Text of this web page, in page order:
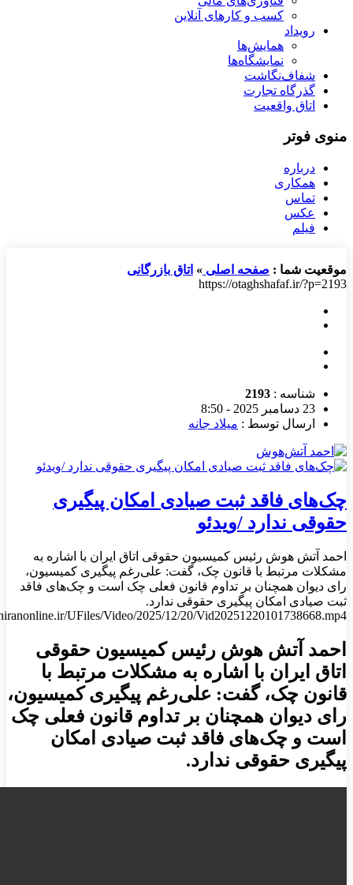
کسب و کارهای آنلاین
رویداد
همایش‌ها
نمایشگاه‌ها
شفاف‌نگاشت
گذرگاه تجارت
اتاق واقعیت
منوی فوتر
درباره
همکاری
تماس
عکس
فیلم
موقعیت شما : صفحه اصلی » اتاق بازرگانی
https://otaghshafaf.ir/?p=2193
شناسه : 2193
23 دسامبر 2025 - 8:50
ارسال توسط : میلاد جانه
چک‌های فاقد ثبت صیادی امکان پیگیری
حقوقی ندارد /ویدئو
احمد آتش‌ هوش رئیس کمیسیون حقوقی اتاق ایران با اشاره به
مشکلات مرتبط با قانون چک، گفت: علی‌رغم پیگیری کمیسیون،
رای دیوان همچنان بر تداوم قانون فعلی چک است و چک‌های فاقد
ثبت صیادی امکان پیگیری حقوقی ندارد.
UFiles/Video/2025/12/20/Vid20251220101738668.mp4
احمد آتش‌ هوش رئیس کمیسیون حقوقی
اتاق ایران با اشاره به مشکلات مرتبط با
قانون چک، گفت: علی‌رغم پیگیری کمیسیون،
رای دیوان همچنان بر تداوم قانون فعلی چک
است و چک‌های فاقد ثبت صیادی امکان
پیگیری حقوقی ندارد.